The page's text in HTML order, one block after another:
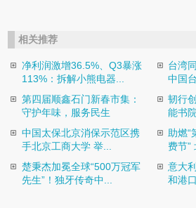
相关推荐
净利润激增36.5%、Q3暴涨
113%：拆解小熊电器...
台湾
中国
第四届顺鑫石门新春市集：
守护年味，服务民生
韧行
能书
中国太保北京消保示范区携
手北京工商大学 举...
助燃“
费节”
楚秉杰加冕全球“500万冠军
先生”！独牙传奇中...
意大
和港